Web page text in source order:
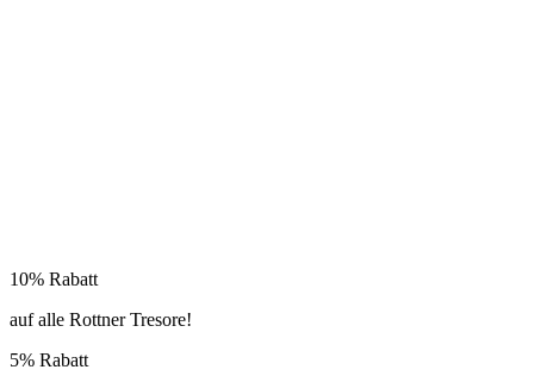
10% Rabatt
auf alle Rottner Tresore!
5% Rabatt